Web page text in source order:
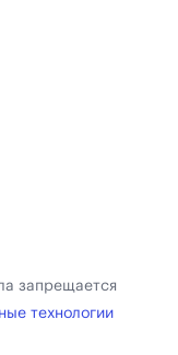
запрещается
технологии